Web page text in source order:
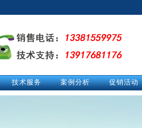
技术服务
技术文章
案例分析
经典案例
促销活动
促销活动